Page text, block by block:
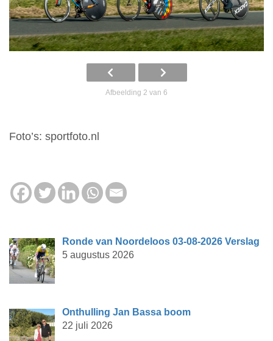
Afbeelding 2 van 6
Foto’s: sportfoto.nl
Ronde van Noordeloos 03-08-2026 Verslag
5 augustus 2026
Onthulling Jan Bassa boom
22 juli 2026